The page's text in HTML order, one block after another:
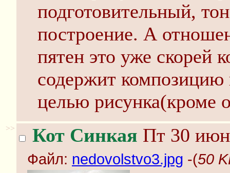
подготовительный,
построение. А
пятен это уже скорей
содержит композицию
целью рисунка(кроме
>> Кот Синкая Пт 30
Файл: nedovolstvo3.jpg -(50